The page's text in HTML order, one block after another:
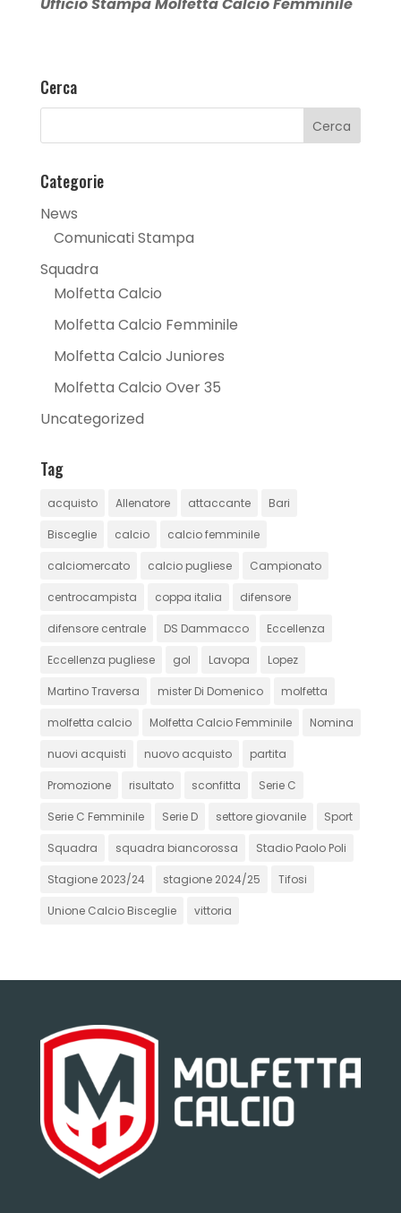
Cerca
Categorie
News
Comunicati Stampa
Squadra
Molfetta Calcio
Molfetta Calcio Femminile
Molfetta Calcio Juniores
Molfetta Calcio Over 35
Uncategorized
Tag
acquisto Allenatore attaccante Bari
Bisceglie calcio calcio femminile
calciomercato calcio pugliese Campionato
centrocampista coppa italia difensore
difensore centrale DS Dammacco Eccellenza
Eccellenza pugliese gol Lavopa Lopez
Martino Traversa mister Di Domenico molfetta
molfetta calcio Molfetta Calcio Femminile Nomina
nuovi acquisti nuovo acquisto partita
Promozione risultato sconfitta Serie C
Serie C Femminile Serie D settore giovanile Sport
Squadra squadra biancorossa Stadio Paolo Poli
Stagione 2023/24 stagione 2024/25 Tifosi
Unione Calcio Bisceglie vittoria